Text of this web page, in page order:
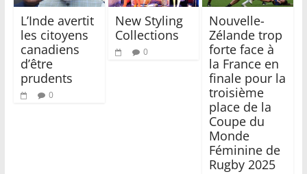
L’Inde avertit
les citoyens
canadiens
d’être
prudents
0
New Styling
Collections
0
Nouvelle-
Zélande trop
forte face à
la France en
finale pour la
troisième
place de la
Coupe du
Monde
Féminine de
Rugby 2025